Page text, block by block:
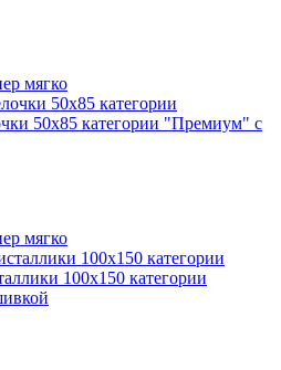
50х85 категории "Премиум" с
100х150 категории